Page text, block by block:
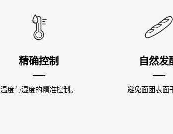
精确控制
温度与湿度的精准控制。
自然发
避免面团表面